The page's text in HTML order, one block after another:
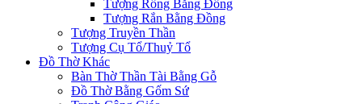
Tượng Rồng Bằng Đồng
Tượng Rắn Bằng Đồng
Tượng Truyền Thần
Tượng Cụ Tổ/Thuỷ Tổ
Đồ Thờ Khác
Bàn Thờ Thần Tài Bằng Gỗ
Đồ Thờ Bằng Gốm Sứ